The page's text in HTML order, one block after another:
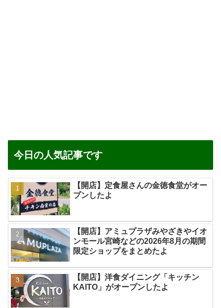
今日の人気記事です
【開店】定食屋さんの金徳食堂がオー
プンしたよ
【開店】アミュプラザみやざきやイオ
ンモール宮崎などの2026年8月の期間
限定ショップをまとめたよ
【開店】洋食ダイニング「キッチン
KAITO」がオープンしたよ